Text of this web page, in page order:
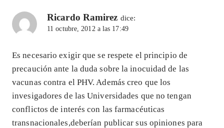
Ricardo Ramirez dice:
11 octubre, 2012 a las 17:49
Es necesario exigir que se respete el principio de
precaución ante la duda sobre la inocuidad de las
vacunas contra el PHV. Además creo que los
invesigadores de las Universidades que no tengan
conflictos de interés con las farmacéuticas
transnacionales,deberían publicar sus opiniones para